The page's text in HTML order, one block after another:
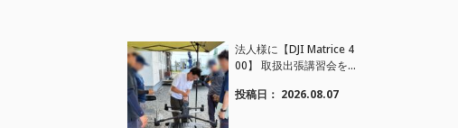
法人様に【DJI Matrice 4
00】 取扱出張講習会を
施しました。
投稿日： 2026.08.07